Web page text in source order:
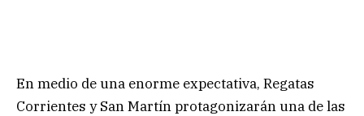
En medio de una enorme expectativa, Regatas
Corrientes y San Martín protagonizarán una de las